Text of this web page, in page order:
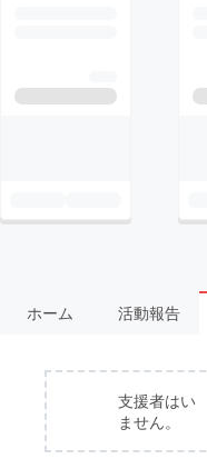
ホーム 活動報告
支援者はい
ません。